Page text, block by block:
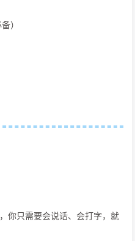
）
你只需要会说话、会打字，就